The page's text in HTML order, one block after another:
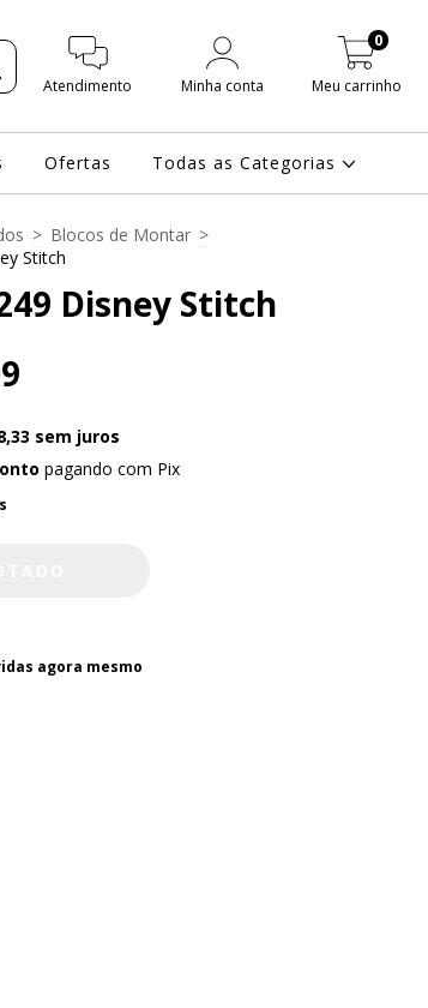
Atendimento Minha conta Meu carrinho
0
Ofertas Todas as Categorias
> Blocos de Montar >
Stitch
Disney Stitch
sem juros
pagando com Pix
agora mesmo